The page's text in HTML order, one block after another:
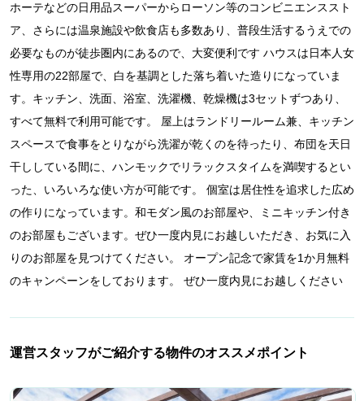
ホーテなどの日用品スーパーからローソン等のコンビニエンススト
ア、さらには温泉施設や飲食店も多数あり、普段生活するうえでの
必要なものが徒歩圏内にあるので、大変便利です ハウスは日本人女
性専用の22部屋で、白を基調とした落ち着いた造りになっていま
す。キッチン、洗面、浴室、洗濯機、乾燥機は3セットずつあり、
すべて無料で利用可能です。 屋上はランドリールーム兼、キッチン
スペースで食事をとりながら洗濯が乾くのを待ったり、布団を天日
干ししている間に、ハンモックでリラックスタイムを満喫するとい
った、いろいろな使い方が可能です。 個室は居住性を追求した広め
の作りになっています。和モダン風のお部屋や、ミニキッチン付き
のお部屋もございます。ぜひ一度内見にお越しいただき、お気に入
りのお部屋を見つけてください。 オープン記念で家賃を1か月無料
のキャンペーンをしております。 ぜひ一度内見にお越しください
運営スタッフがご紹介する物件のオススメポイント